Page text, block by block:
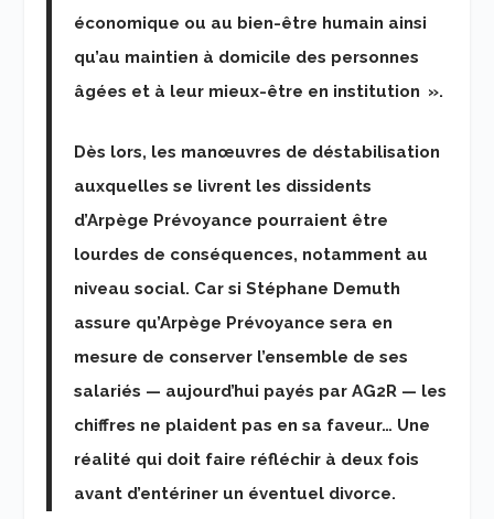
économique ou au bien-être humain ainsi
qu’au maintien à domicile des personnes
âgées et à leur mieux-être en institution ».
Dès lors, les manœuvres de déstabilisation
auxquelles se livrent les dissidents
d’Arpège Prévoyance pourraient être
lourdes de conséquences, notamment au
niveau social. Car si Stéphane Demuth
assure qu’Arpège Prévoyance sera en
mesure de conserver l’ensemble de ses
salariés — aujourd’hui payés par AG2R — les
chiffres ne plaident pas en sa faveur… Une
réalité qui doit faire réfléchir à deux fois
avant d’entériner un éventuel divorce.